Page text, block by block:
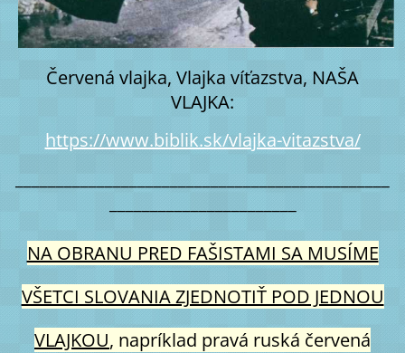
Červená vlajka, Vlajka víťazstva, NAŠA
VLAJKA:
https://www.biblik.sk/vlajka-vitazstva/
NA OBRANU PRED FAŠISTAMI SA MUSÍME
VŠETCI SLOVANIA ZJEDNOTIŤ POD JEDNOU
VLAJKOU, napríklad pravá ruská červená